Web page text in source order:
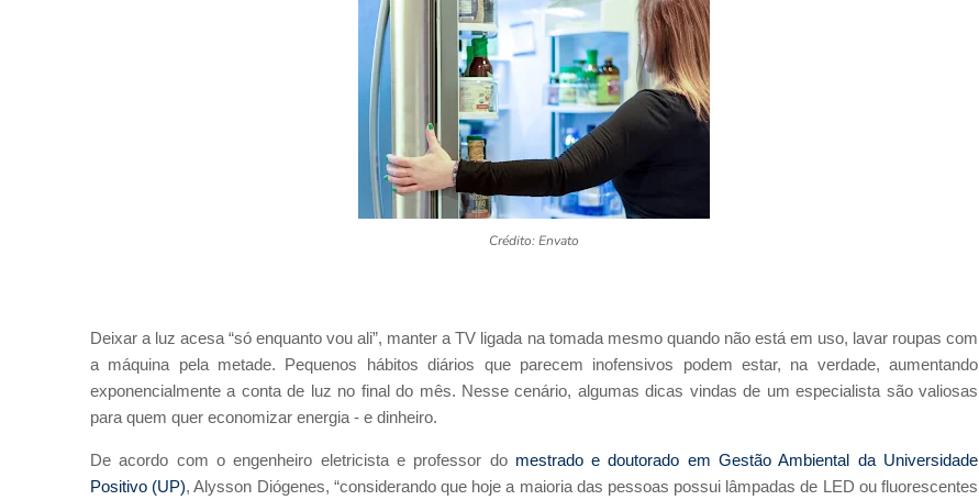
Crédito: Envato
Deixar a luz acesa “só enquanto vou ali”, manter a TV ligada na tomada mesmo quando não está em uso, lavar roupas com
a máquina pela metade. Pequenos hábitos diários que parecem inofensivos podem estar, na verdade, aumentando
exponencialmente a conta de luz no final do mês. Nesse cenário, algumas dicas vindas de um especialista são valiosas
para quem quer economizar energia - e dinheiro.
De acordo com o engenheiro eletricista e professor do mestrado e doutorado em Gestão Ambiental da Universidade
Positivo (UP), Alysson Diógenes, “considerando que hoje a maioria das pessoas possui lâmpadas de LED ou fluorescentes